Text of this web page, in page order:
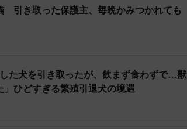
引き取った保護主、毎晩かみつかれても
た犬を引き取ったが、飲まず食わずで…獣
」ひどすぎる繁殖引退犬の境遇